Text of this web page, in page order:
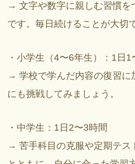
→ 文字や数字に親しむ習慣を
です。毎日続けることが大切
・小学生（4〜6年生）：1日1
→ 学校で学んだ内容の復習に
にも挑戦してみましょう。
・中学生：1日2〜3時間
→ 苦手科目の克服や定期テス